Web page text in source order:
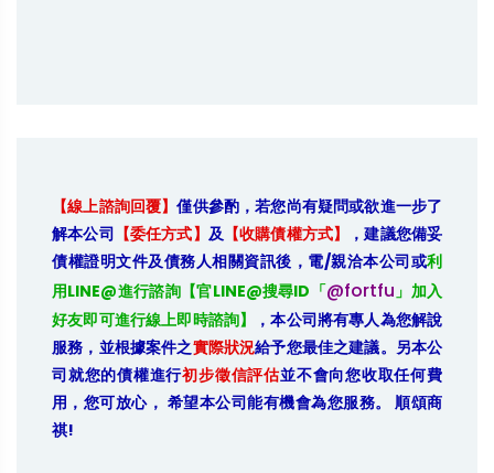
【線上諮詢回覆】僅供參酌，若您尚有疑問或欲進一步了
解本公司 【委任方式】 及【收購債權方式】
，建議您備妥
債權證明文件及債務人相關資訊後，電/親洽本公司或利
用LINE@進行諮詢【官LINE@搜尋ID「@fortfu」加入
好友即可進行線上即時諮詢】
，本公司將有專人為您解說
服務，並根據案件之實際狀況給予您最佳之建議。另本公
司就您的債權進行初步徵信評估並不會向您收取任何費
用，您可放心， 希望本公司能有機會為您服務。 順頌商
祺!